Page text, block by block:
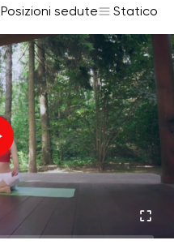
Posizioni sedute Statico